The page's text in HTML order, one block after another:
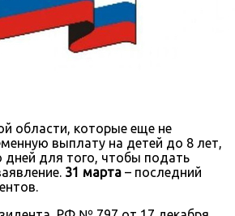
области, которые еще не
выплату на детей до 8 лет,
дней для того, чтобы подать
31 марта – последний